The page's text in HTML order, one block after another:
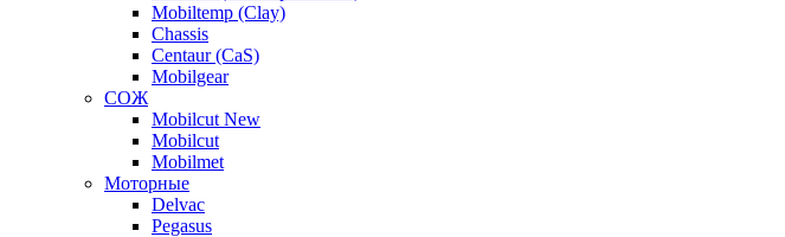
Mobiltemp (Clay)
Chassis
Centaur (CaS)
Mobilgear
СОЖ
Mobilcut New
Mobilcut
Mobilmet
Моторные
Delvac
Pegasus